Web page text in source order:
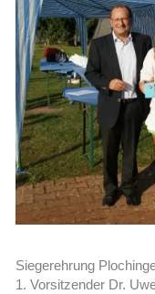
Siegerehrung
1. Vorsitzender Dr.